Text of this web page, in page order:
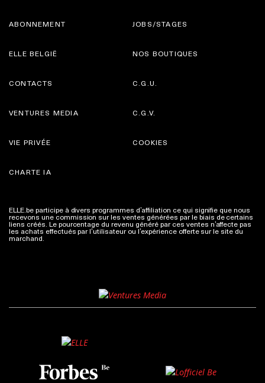
ABONNEMENT
ELLE BELGIË
JOBS/STAGES
NOS BOUTIQUES
CONTACTS
VENTURES MEDIA
C.G.U.
C.G.V.
VIE PRIVÉE
CHARTE IA
COOKIES
ELLE.be participe à divers programmes d’affiliation ce qui signifie que nous
recevons une commission sur les ventes générées par le biais de certains
liens créés. Le pourcentage du revenu généré par ces ventes n’affecte pas
les achats effectués par l’utilisateur ou l’expérience offerte sur le site du
marchand. Plus d'infos